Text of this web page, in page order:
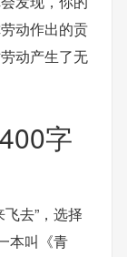
动作出的贡
动产生了无
字
去”，选择
本叫《青